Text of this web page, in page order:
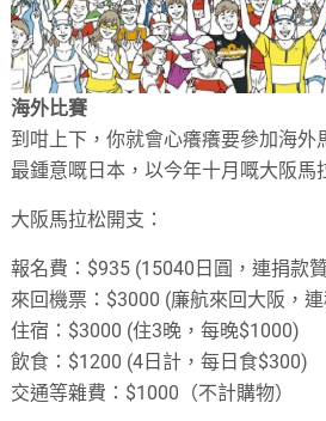
海外比賽
到咁上下，你就會心癢癢要參加海外
最鍾意嘅日本，以今年十月嘅大阪馬
大阪馬拉松開支：
報名費：$935 (15040日圓，連捐款
來回機票：$3000 (廉航來回大阪，
住宿：$3000 (住3晚，每晚$1000)
飲食：$1200 (4日計，每日食$300)
交通等雜費：$1000（不計購物）